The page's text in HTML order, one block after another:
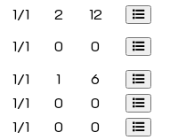
1/1 2
12
1/1 0
0
1/1 1
6
1/1 0
0
1/1 0
0